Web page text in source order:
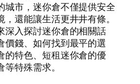
城市，迷你倉不僅提供安全
還能讓生活更井井有條。
深入探討迷你倉的相關話
價錢、如何找到最平的選
的特色、短租迷你倉的優
特殊需求。